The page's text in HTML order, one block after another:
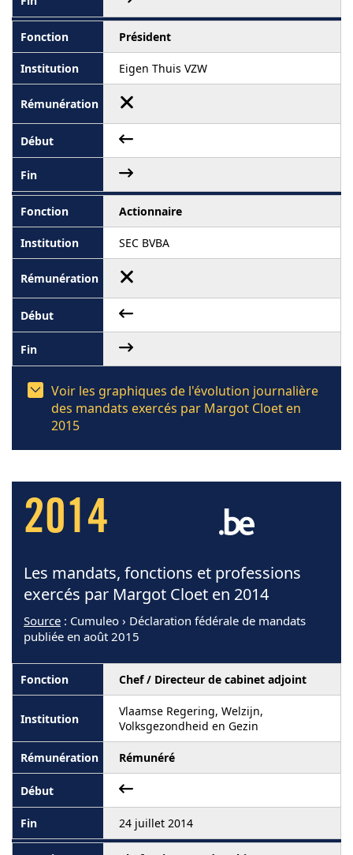
Président
Eigen Thuis VZW
Actionnaire
SEC BVBA
Voir les graphiques de l'évolution journalière
des mandats exercés par Margot Cloet en
2015
2014
Les mandats, fonctions et professions
exercés par Margot Cloet en 2014
Source : Cumuleo › Déclaration fédérale de mandats
publiée en août 2015
Chef / Directeur de cabinet adjoint
Vlaamse Regering, Welzijn,
Volksgezondheid en Gezin
Rémunéré
24 juillet 2014